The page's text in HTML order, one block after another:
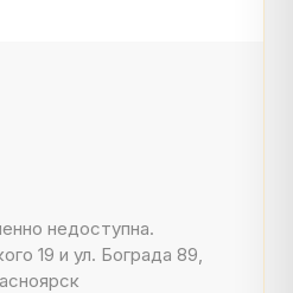
недоступна.
19 и ул. Бограда 89,